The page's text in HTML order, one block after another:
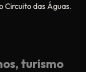
Circuito das Águas.
turismo